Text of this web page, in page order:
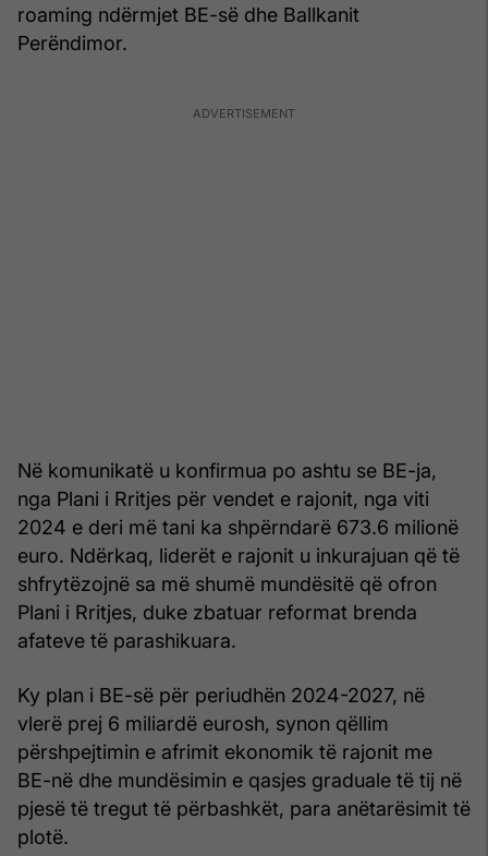
roaming ndërmjet BE-së dhe Ballkanit
Perëndimor.
Në komunikatë u konfirmua po ashtu se BE-ja,
nga Plani i Rritjes për vendet e rajonit, nga viti
2024 e deri më tani ka shpërndarë 673.6 milionë
euro. Ndërkaq, liderët e rajonit u inkurajuan që të
shfrytëzojnë sa më shumë mundësitë që ofron
Plani i Rritjes, duke zbatuar reformat brenda
afateve të parashikuara.
Ky plan i BE-së për periudhën 2024-2027, në
vlerë prej 6 miliardë eurosh, synon qëllim
përshpejtimin e afrimit ekonomik të rajonit me
BE-në dhe mundësimin e qasjes graduale të tij në
pjesë të tregut të përbashkët, para anëtarësimit të
plotë.